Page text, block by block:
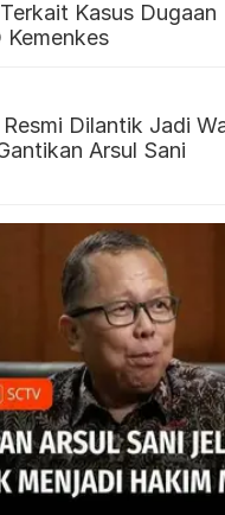
Kasus Dugaan
Kemenkes
Dilantik Jadi
Arsul Sani